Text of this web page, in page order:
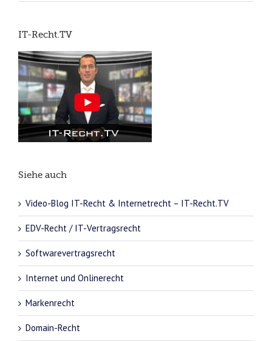
IT-Recht.TV
Siehe auch
Video-Blog IT-Recht & Internetrecht – IT-Recht.TV
EDV-Recht / IT-Vertragsrecht
Softwarevertragsrecht
Internet und Onlinerecht
Markenrecht
Domain-Recht